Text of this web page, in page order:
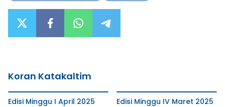
Koran Katakaltim
Edisi Minggu I April 2025 Edisi Minggu IV Maret 2025